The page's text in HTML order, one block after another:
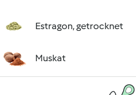
Estragon, getrocknet
Muskat